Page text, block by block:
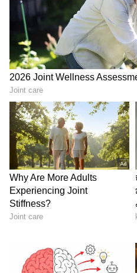
ಕಷ್ಟಗಳು ಒಂದೇ
ಸ್ಥಿರತೆ ಮತ್ತು ಆತ್ಮವಿಶ್ವಾಸ
ಉದ್ಯೋಗಗಳು, ಕುಟುಂಬ
ಅನುಕೂಲಕರವಾಗಿರುತ್ತದೆ.
ಬದಲಾಗುತ್ತದೆ.
5
6
Image Credit :
ರಾಶಿಚಕ್ರದ ಅಧಿಪತಿಯೊಂದಿಗೆ